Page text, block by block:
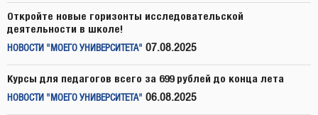
Откройте новые горизонты исследовательской
деятельности в школе!
НОВОСТИ "МОЕГО УНИВЕРСИТЕТА" 07.08.2025
Курсы для педагогов всего за 699 рублей до конца лета
НОВОСТИ "МОЕГО УНИВЕРСИТЕТА" 06.08.2025